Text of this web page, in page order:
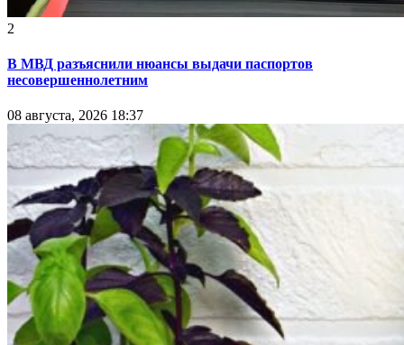
2
В МВД разъяснили нюансы выдачи паспортов
несовершеннолетним
08 августа, 2026 18:37